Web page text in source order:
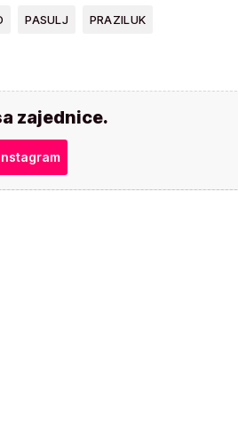
PASULJ PRAZILUK
zajednice.